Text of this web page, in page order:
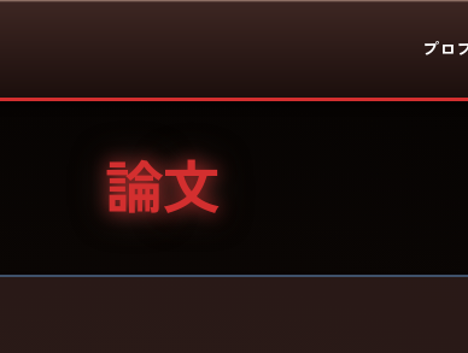
プロ
論文